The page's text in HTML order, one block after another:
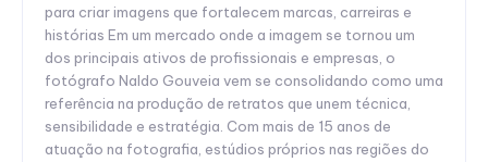
para criar imagens que fortalecem marcas, carreiras e
histórias Em um mercado onde a imagem se tornou um
dos principais ativos de profissionais e empresas, o
fotógrafo Naldo Gouveia vem se consolidando como uma
referência na produção de retratos que unem técnica,
sensibilidade e estratégia. Com mais de 15 anos de
atuação na fotografia, estúdios próprios nas regiões do